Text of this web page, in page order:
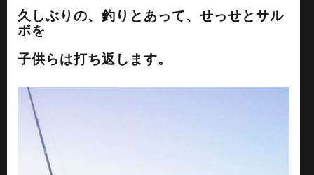
久しぶりの、釣りとあって、せっせとサル
ボを
子供らは打ち返します。